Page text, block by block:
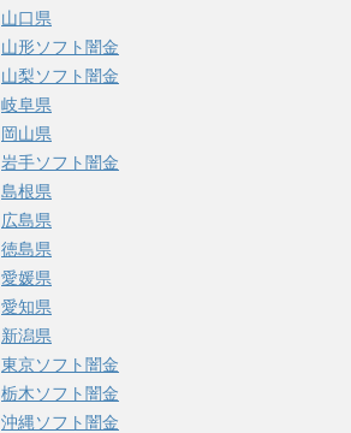
山口県
山形ソフト闇金
山梨ソフト闇金
岐阜県
岡山県
岩手ソフト闇金
島根県
広島県
徳島県
愛媛県
愛知県
新潟県
東京ソフト闇金
栃木ソフト闇金
沖縄ソフト闇金